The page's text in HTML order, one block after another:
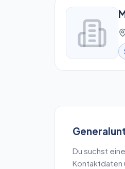
Du suchst
Kontaktdaten